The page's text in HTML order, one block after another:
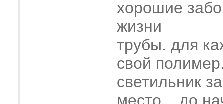
хорошие
жизни
трубы. для
свой
светильник
место... до